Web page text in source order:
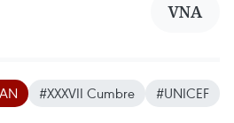
VNA
#XXXVII Cumbre #UNICEF